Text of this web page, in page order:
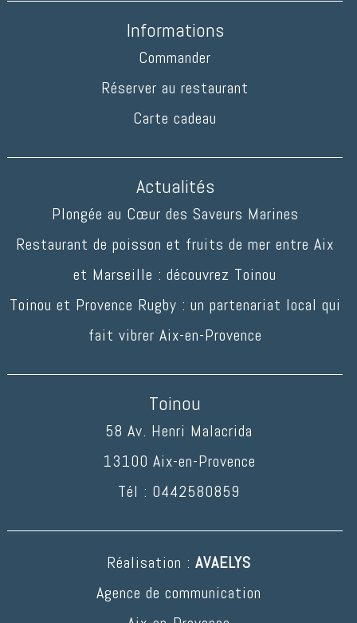
Informations
Commander
Réserver au restaurant
Carte cadeau
Actualités
Plongée au Cœur des Saveurs Marines
Restaurant de poisson et fruits de mer entre Aix
et Marseille : découvrez Toinou
Toinou et Provence Rugby : un partenariat local qui
fait vibrer Aix-en-Provence
Toinou
58 Av. Henri Malacrida
13100 Aix-en-Provence
Tél : 0442580859
Réalisation :AVAELYS
Agence de communication